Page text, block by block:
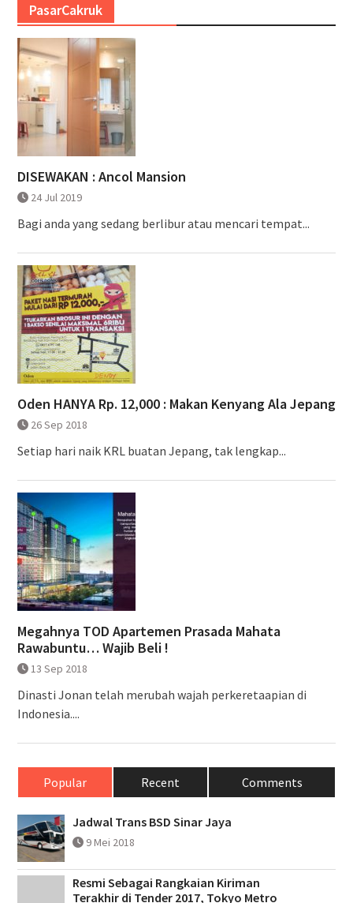
PasarCakruk
DISEWAKAN : Ancol Mansion
24 Jul 2019
Bagi anda yang sedang berlibur atau mencari tempat...
Oden HANYA Rp. 12,000 : Makan Kenyang Ala Jepang
26 Sep 2018
Setiap hari naik KRL buatan Jepang, tak lengkap...
Megahnya TOD Apartemen Prasada Mahata
Rawabuntu… Wajib Beli !
13 Sep 2018
Dinasti Jonan telah merubah wajah perkeretaapian di
Indonesia....
Popular Recent Comments
Jadwal Trans BSD Sinar Jaya
9 Mei 2018
Resmi Sebagai Rangkaian Kiriman
Terakhir di Tender 2017, Tokyo Metro